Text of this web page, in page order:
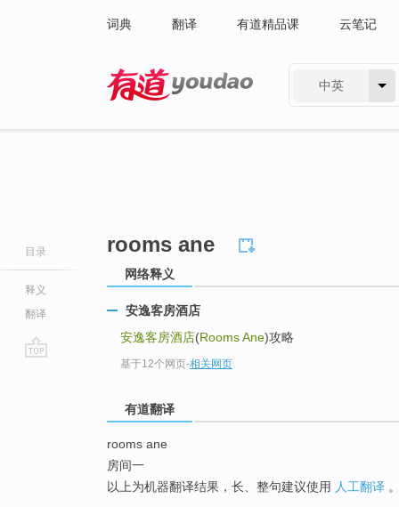
词典 翻译 有道精品课 云笔记
中英
目录
释义
翻译
rooms ane
网络释义
安逸客房酒店
安逸客房酒店(Rooms Ane)攻略
基于12个网页-相关网页
有道翻译
rooms ane
房间一
以上为机器翻译结果，长、整句建议使用 人工翻译